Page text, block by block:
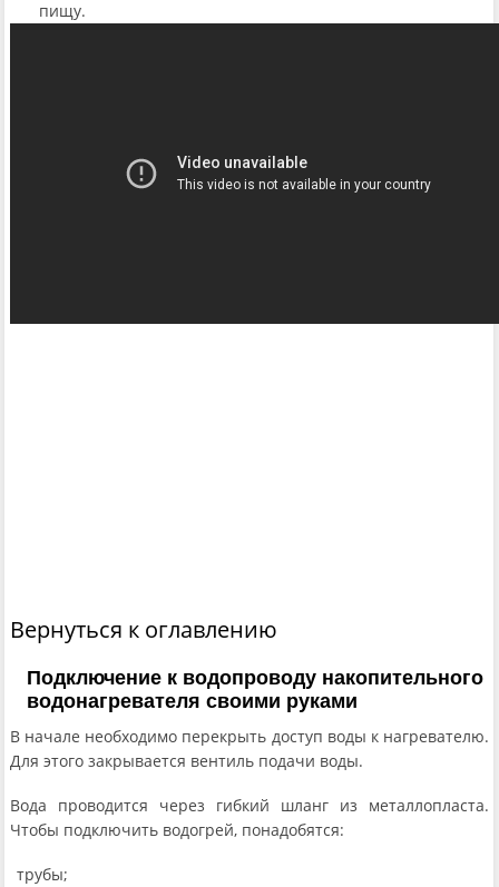
пищу.
Вернуться к оглавлению
Подключение к водопроводу накопительного
водонагревателя своими руками
В начале необходимо перекрыть доступ воды к нагревателю.
Для этого закрывается вентиль подачи воды.
Вода проводится через гибкий шланг из металлопласта.
Чтобы подключить водогрей, понадобятся:
трубы;